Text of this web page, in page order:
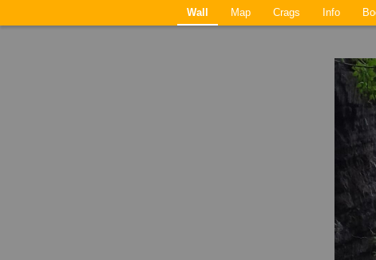
Wall Map Crags Info